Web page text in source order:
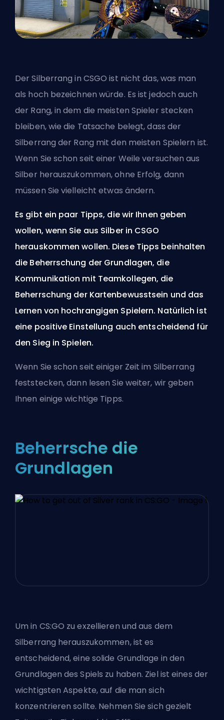
Der Silberrang in CSGO ist nicht das, was man
als hoch bezeichnen würde. Es ist jedoch auch
der Rang, in dem die meisten Spieler stecken
bleiben, wie die Tatsache belegt, dass der
Silberrang der Rang mit den meisten Spielern ist.
Wenn Sie schon seit einer Weile versuchen aus
Silber herauszukommen, ohne Erfolg, dann
müssen Sie vielleicht etwas ändern.
Es gibt ein paar Tipps, die wir Ihnen geben
wollen, wenn Sie aus Silber in CSGO
herauskommen wollen. Diese Tipps beinhalten
die Beherrschung der Grundlagen, die
Kommunikation mit Teamkollegen, die
Beherrschung der Kartenbewusstsein und das
Lernen von hochrangigen Spielern. Natürlich ist
eine positive Einstellung auch entscheidend für
den Sieg in Spielen.
Wenn Sie schon seit einiger Zeit im Silberrang
feststecken, dann lesen Sie weiter, wir geben
Ihnen einige wichtige Tipps.
Beherrsche die
Grundlagen
Um in CS:GO zu exzellieren und aus dem
Silberrang herauszukommen, ist es
entscheidend, eine solide Grundlage in den
Grundlagen des Spiels zu haben. Ziel ist eines der
wichtigsten Aspekte, auf die man sich
konzentrieren sollte. Nehmen Sie sich gezielt